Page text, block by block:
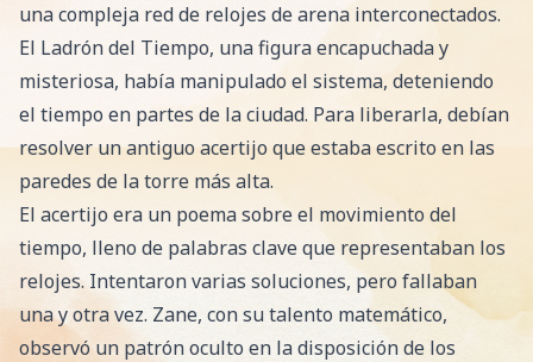
una compleja red de relojes de arena interconectados.
El Ladrón del Tiempo, una figura encapuchada y
misteriosa, había manipulado el sistema, deteniendo
el tiempo en partes de la ciudad. Para liberarla, debían
resolver un antiguo acertijo que estaba escrito en las
paredes de la torre más alta.
El acertijo era un poema sobre el movimiento del
tiempo, lleno de palabras clave que representaban los
relojes. Intentaron varias soluciones, pero fallaban
una y otra vez. Zane, con su talento matemático,
observó un patrón oculto en la disposición de los